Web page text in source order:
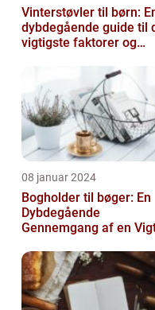
Vinterstøvler til børn:
dybdegående guide til
vigtigste faktorer og
08 januar 2024
Bogholder til bøger: En
Dybdegående
Gennemgang af en
og Økonomi